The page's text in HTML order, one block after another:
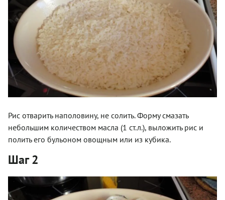
Рис отварить наполовину, не солить. Форму смазать
небольшим количеством масла (1 ст.л.), выложить рис и
полить его бульоном овощным или из кубика.
Шаг 2